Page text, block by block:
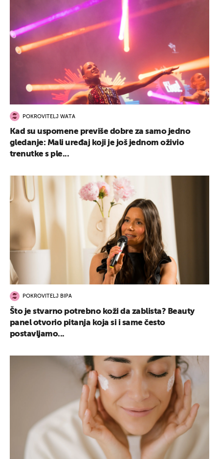
POKROVITELJ WATA
Kad su uspomene previše dobre za samo jedno
gledanje: Mali uređaj koji je još jednom oživio
trenutke s ple...
POKROVITELJ BIPA
Što je stvarno potrebno koži da zablista? Beauty
panel otvorio pitanja koja si i same često
postavljamo...